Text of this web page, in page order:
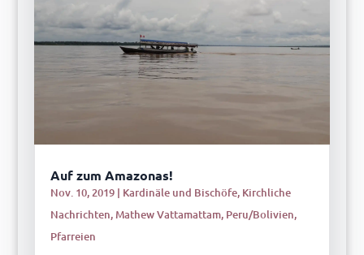
Auf zum Amazonas!
Nov. 10, 2019| Kardinäle und Bischöfe, Kirchliche
Nachrichten,Mathew Vattamattam, Peru/Bolivien,
Pfarreien